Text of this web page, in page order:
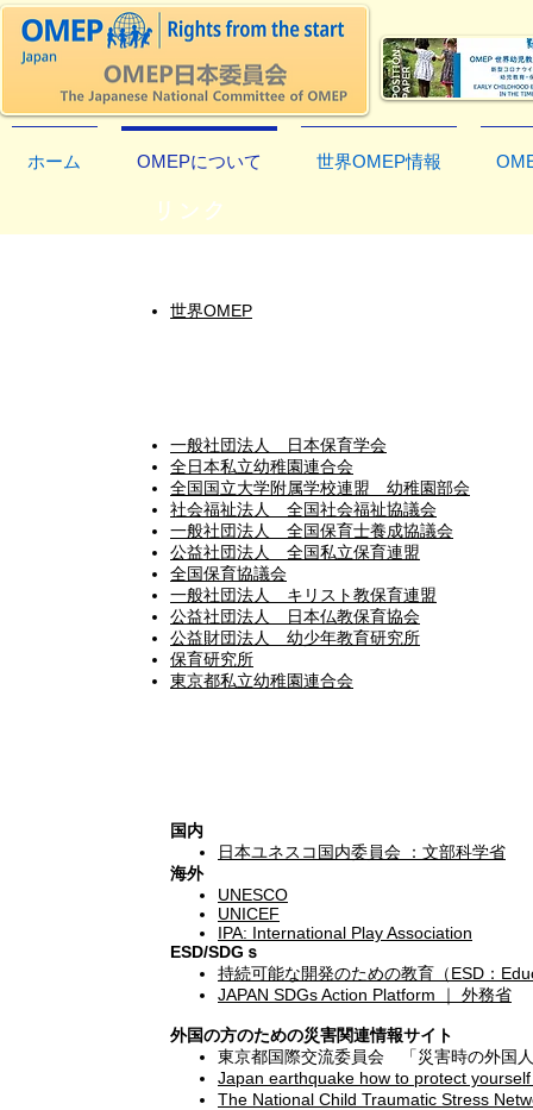
ホーム OMEPについて 世界OMEP情報
リンク
世界OMEP
一般社団法人 日本保育学会
全日本私立幼稚園連合会
全国国立大学附属学校連盟 幼稚園部会
社会福祉法人 全国社会福祉協議会
一般社団法人 全国保育士養成協議会
公益社団法人 全国私立保育連盟
全国保育協議会
一般社団法人 キリスト教保育連盟
公益社団法人 日本仏教保育協会
公益財団法人 幼少年教育研究所
保育研究所
東京都私立幼稚園連合会
国内
日本ユネスコ国内委員会 ：文部科学省
海外
UNESCO
UNICEF
IPA: International Play Association
ESD/SDGｓ
持続可能な開発のための教育（ESD：
JAPAN SDGs Action Platform ｜ 外務省
外国の方のための災害関連情報サイト
東京都国際交流委員会 「災害時の外国
Japan earthquake how to protect
The National Child Traumatic Stress